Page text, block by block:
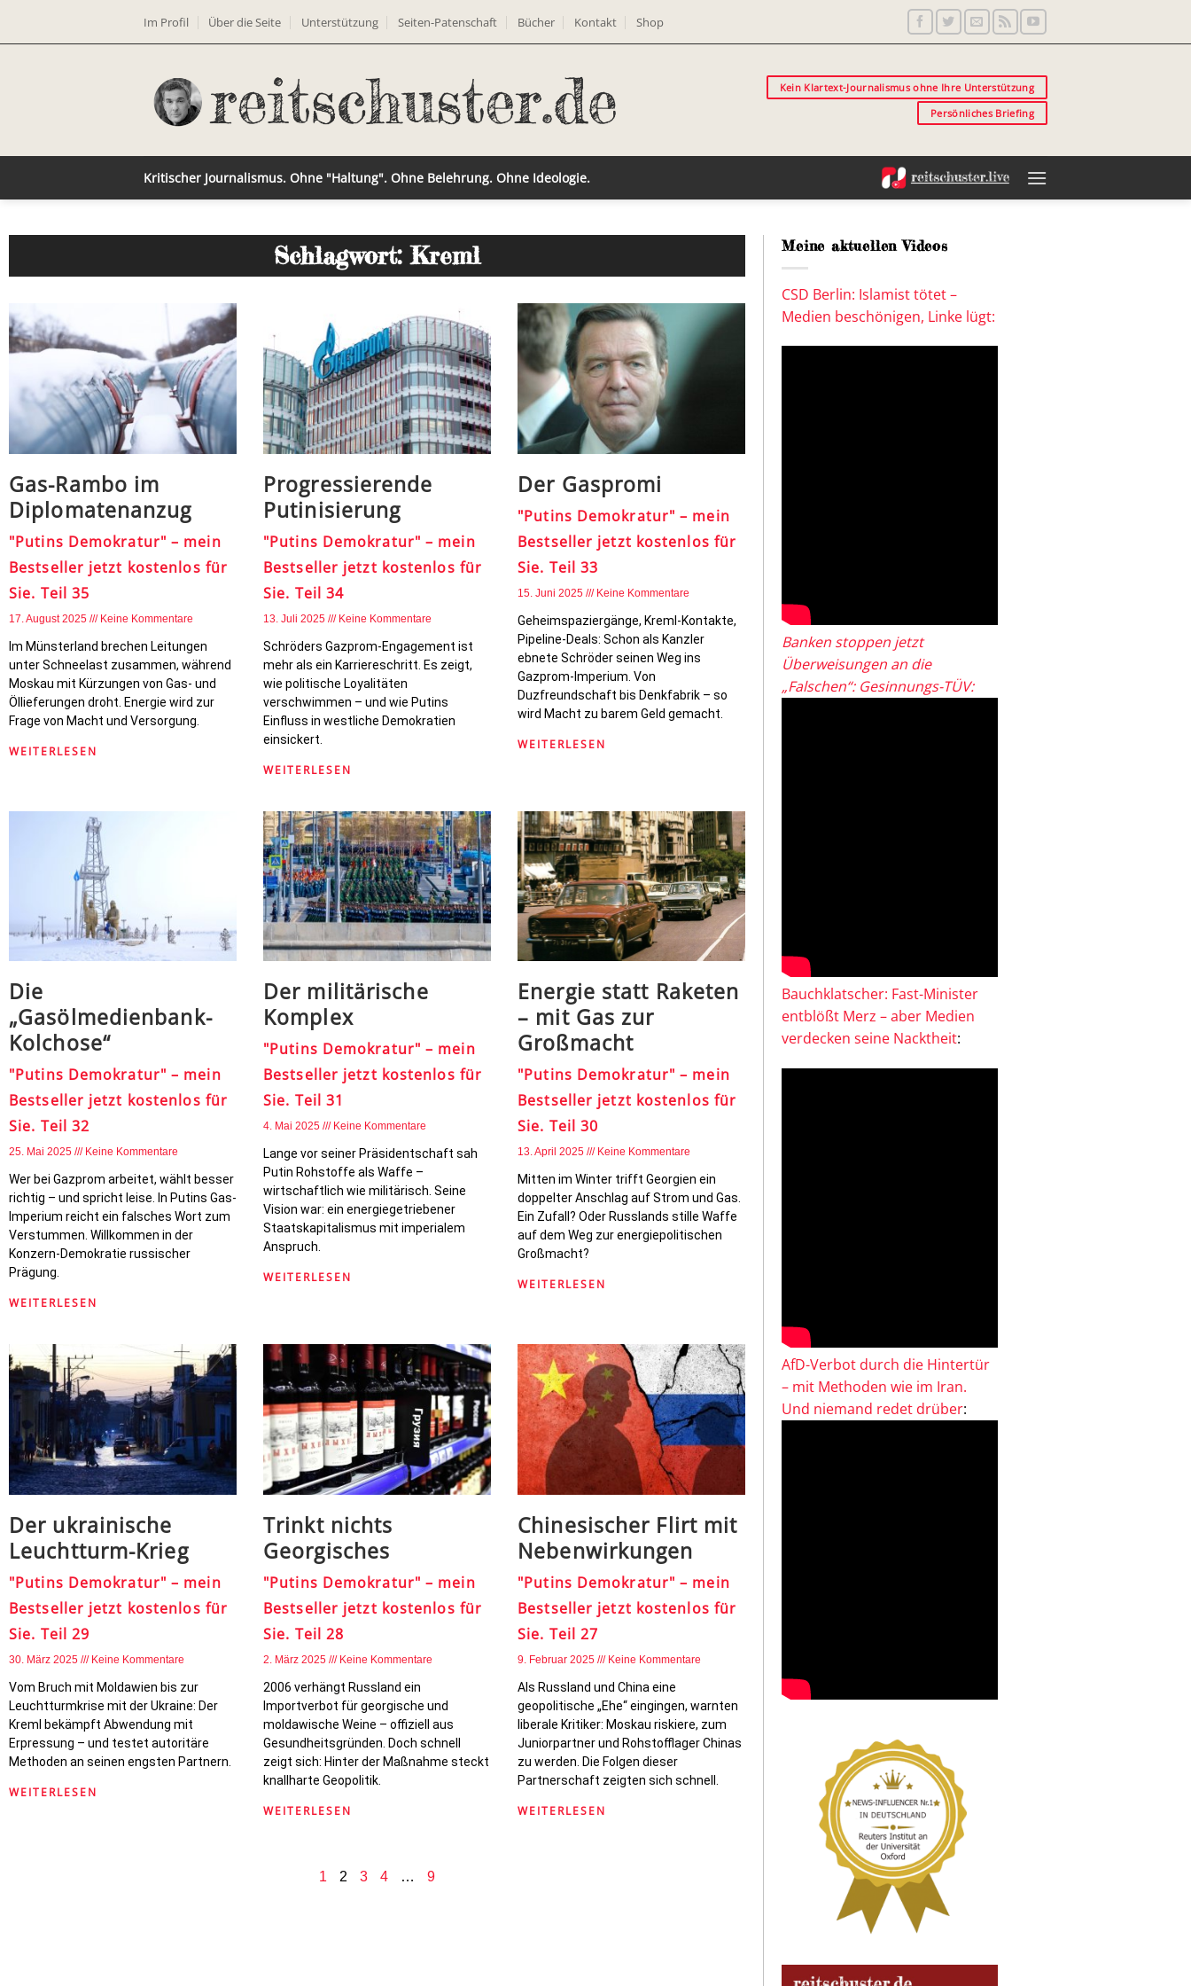
Im Profil Über die Seite Unterstützung Seiten-Patenschaft Bücher Kontakt Shop
Kein Klartext-Journalismus ohne Ihre Unterstützung
Persönliches Briefing
Kritischer Journalismus. Ohne "Haltung". Ohne Belehrung. Ohne Ideologie.
Schlagwort: Kreml
Gas-Rambo im
Diplomatenanzug
"Putins Demokratur" – mein
Bestseller jetzt kostenlos für
Sie. Teil 35
17. August 2025 Keine Kommentare
Im Münsterland brechen Leitungen
unter Schneelast zusammen, während
Moskau mit Kürzungen von Gas- und
Öllieferungen droht. Energie wird zur
Frage von Macht und Versorgung.
WEITERLESEN
Progressierende
Putinisierung
"Putins Demokratur" – mein
Bestseller jetzt kostenlos für
Sie. Teil 34
13. Juli 2025 Keine Kommentare
Schröders Gazprom-Engagement ist
mehr als ein Karriereschritt. Es zeigt,
wie politische Loyalitäten
verschwimmen – und wie Putins
Einfluss in westliche Demokratien
einsickert.
WEITERLESEN
Der Gaspromi
"Putins Demokratur" – mein
Bestseller jetzt kostenlos für
Sie. Teil 33
15. Juni 2025 Keine Kommentare
Geheimspaziergänge, Kreml-Kontakte,
Pipeline-Deals: Schon als Kanzler
ebnete Schröder seinen Weg ins
Gazprom-Imperium. Von
Duzfreundschaft bis Denkfabrik – so
wird Macht zu barem Geld gemacht.
WEITERLESEN
Die
„Gasölmedienbank-
Kolchose“
"Putins Demokratur" – mein
Bestseller jetzt kostenlos für
Sie. Teil 32
25. Mai 2025 Keine Kommentare
Wer bei Gazprom arbeitet, wählt besser
richtig – und spricht leise. In Putins Gas-
Imperium reicht ein falsches Wort zum
Verstummen. Willkommen in der
Konzern-Demokratie russischer
Prägung.
WEITERLESEN
Der militärische
Komplex
"Putins Demokratur" – mein
Bestseller jetzt kostenlos für
Sie. Teil 31
4. Mai 2025 Keine Kommentare
Lange vor seiner Präsidentschaft sah
Putin Rohstoffe als Waffe –
wirtschaftlich wie militärisch. Seine
Vision war: ein energiegetriebener
Staatskapitalismus mit imperialem
Anspruch.
WEITERLESEN
Energie statt Raketen
– mit Gas zur
Großmacht
"Putins Demokratur" – mein
Bestseller jetzt kostenlos für
Sie. Teil 30
13. April 2025 Keine Kommentare
Mitten im Winter trifft Georgien ein
doppelter Anschlag auf Strom und Gas.
Ein Zufall? Oder Russlands stille Waffe
auf dem Weg zur energiepolitischen
Großmacht?
WEITERLESEN
Der ukrainische
Leuchtturm-Krieg
"Putins Demokratur" – mein
Bestseller jetzt kostenlos für
Sie. Teil 29
30. März 2025 Keine Kommentare
Vom Bruch mit Moldawien bis zur
Leuchtturmkrise mit der Ukraine: Der
Kreml bekämpft Abwendung mit
Erpressung – und testet autoritäre
Methoden an seinen engsten Partnern.
WEITERLESEN
Trinkt nichts
Georgisches
"Putins Demokratur" – mein
Bestseller jetzt kostenlos für
Sie. Teil 28
2. März 2025 Keine Kommentare
2006 verhängt Russland ein
Importverbot für georgische und
moldawische Weine – offiziell aus
Gesundheitsgründen. Doch schnell
zeigt sich: Hinter der Maßnahme steckt
knallharte Geopolitik.
WEITERLESEN
Chinesischer Flirt mit
Nebenwirkungen
"Putins Demokratur" – mein
Bestseller jetzt kostenlos für
Sie. Teil 27
9. Februar 2025 Keine Kommentare
Als Russland und China eine
geopolitische „Ehe“ eingingen, warnten
liberale Kritiker: Moskau riskiere, zum
Juniorpartner und Rohstofflager Chinas
zu werden. Die Folgen dieser
Partnerschaft zeigten sich schnell.
WEITERLESEN
1 2 3 4 … 9
Meine aktuellen Videos
CSD Berlin: Islamist tötet –
Medien beschönigen, Linke lügt:
Banken stoppen jetzt
Überweisungen an die
„Falschen“: Gesinnungs-TÜV:
Bauchklatscher: Fast-Minister
entblößt Merz – aber Medien
verdecken seine Nacktheit:
AfD-Verbot durch die Hintertür
– mit Methoden wie im Iran.
Und niemand redet drüber: